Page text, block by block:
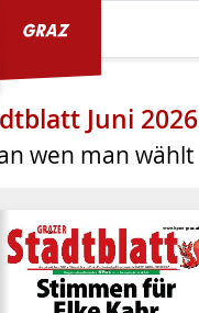
Juni 2026
wen man wählt